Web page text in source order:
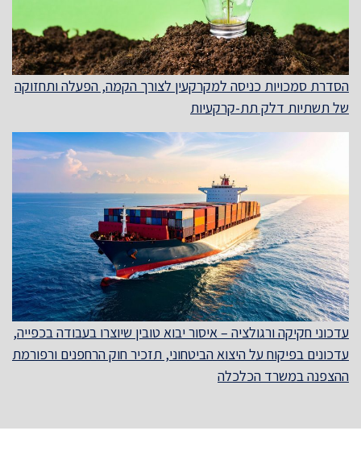
הסדרת סמכויות כניסה למקרקעין לצורך הקמה, הפעלה ותחזוקה
של תשתיות דלק תת-קרקעיות
עדכוני חקיקה ורגולציה – איסור יבוא טובין שיוצרו בעבודה בכפייה,
עדכונים בפיקוח על היצוא הביטחוני, תזכיר חוק הרחפנים ורפורמת
ההצפנה במשרד הכלכלה